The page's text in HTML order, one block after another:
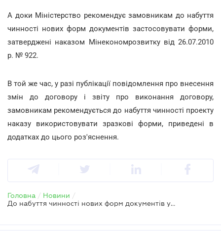
А доки Міністерство рекомендує замовникам до набуття
чинності нових форм документів застосовувати форми,
затверджені наказом Мінекономрозвитку від 26.07.2010
р. № 922.
В той же час, у разі публікації повідомлення про внесення
змін до договору і звіту про виконання договору,
замовникам рекомендується до набуття чинності проекту
наказу використовувати зразкові форми, приведені в
додатках до цього роз'яснення.
Головна / Новини /
До набуття чинності нових форм документів у сфері держзакупівель застосовуються старі